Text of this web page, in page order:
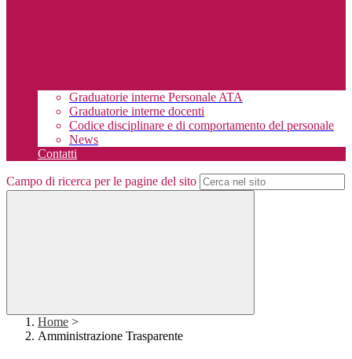
Graduatorie interne Personale ATA
Graduatorie interne docenti
Codice disciplinare e di comportamento del personale
News
Contatti
Campo di ricerca per le pagine del sito
Home >
Amministrazione Trasparente